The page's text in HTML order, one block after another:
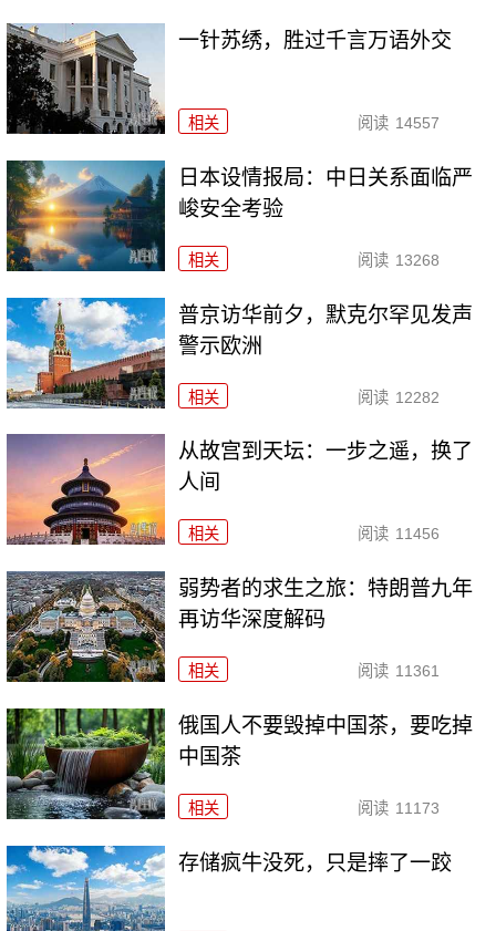
一针苏绣，胜过千言万语外交
相关 阅读 14557
日本设情报局：中日关系面临严
峻安全考验
相关 阅读 13268
普京访华前夕，默克尔罕见发声
警示欧洲
相关 阅读 12282
从故宫到天坛：一步之遥，换了
人间
相关 阅读 11456
弱势者的求生之旅：特朗普九年
再访华深度解码
相关 阅读 11361
俄国人不要毁掉中国茶，要吃掉
中国茶
相关 阅读 11173
存储疯牛没死，只是摔了一跤